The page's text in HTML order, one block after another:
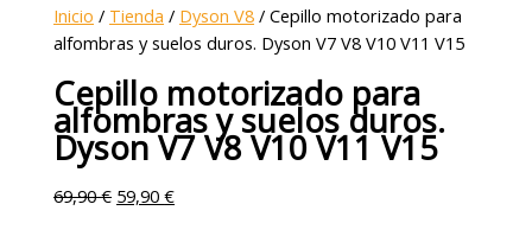
Inicio / Tienda / Dyson V8 / Cepillo motorizado para
alfombras y suelos duros. Dyson V7 V8 V10 V11 V15
Cepillo motorizado para
alfombras y suelos duros.
Dyson V7 V8 V10 V11 V15
69,90€ 59,90€